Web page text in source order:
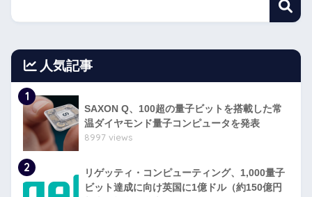
人気記事
1
SAXON Q、100超の量子ビットを搭載した常
温ダイヤモンド量子コンピュータを発表
8997 views
2
リゲッティ・コンピューティング、1,000量子
ビット達成に向け英国に1億ドル（約150億円